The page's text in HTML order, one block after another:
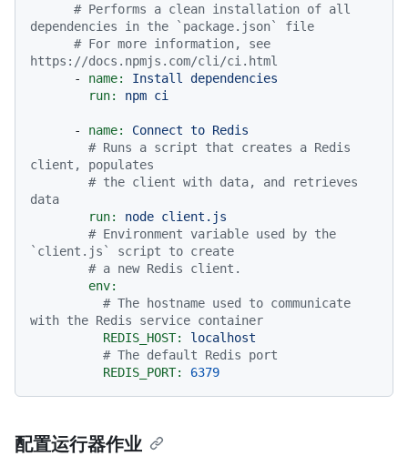
# Performs a clean installation of all
dependencies in the `package.json` file
# For more information, see
https://docs.npmjs.com/cli/ci.html
-
name: Install
dependencies
run:
npm ci
- name: Connect to Redis
# Runs a script that creates a Redis
client, populates
# the client with data, and retrieves
data
run:
node client.js
# Environment variable used by the
`client.js` script to create
# a new Redis client.
env:
# The hostname used to communicate
with the Redis service container
REDIS_HOST:
localhost
# The default Redis port
REDIS_PORT:
6379
配置运行器作业